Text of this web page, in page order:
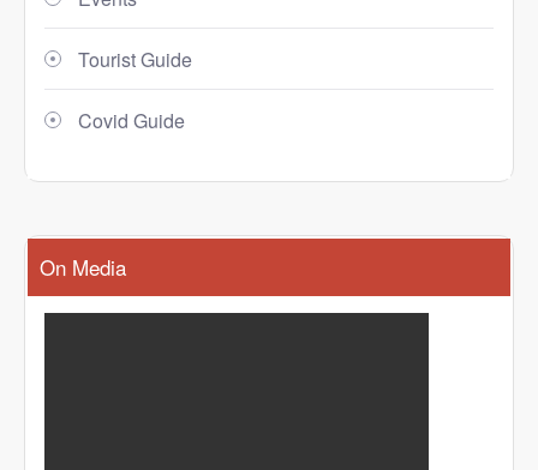
Tourist Guide
Covid Guide
On Media